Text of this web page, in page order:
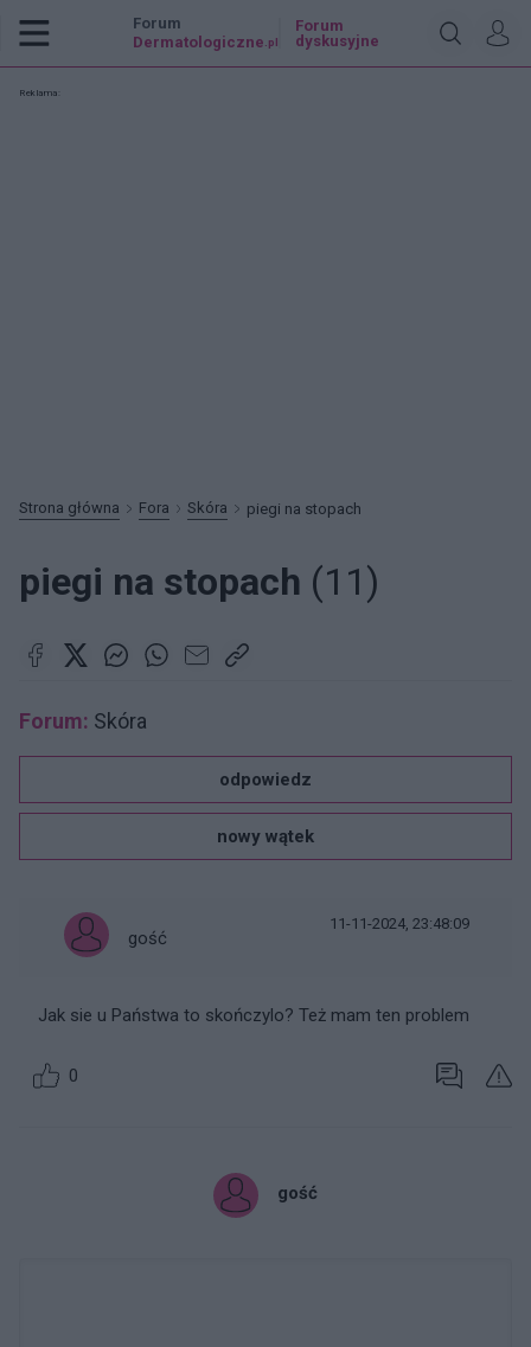
Forum
Dermatologiczne .pl
Forum
dyskusyjne
Reklama:
Strona główna Fora Skóra piegi na stopach
piegi na stopach (11)
Forum: Skóra
odpowiedz
nowy wątek
gość
11-11-2024, 23:48:09
Jak sie u Państwa to skończylo? Też mam ten problem
0
gość